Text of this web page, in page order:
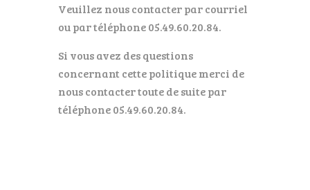
Veuillez nous contacter par courriel
ou par téléphone 05.49.60.20.84.
Si vous avez des questions
concernant cette politique merci de
nous contacter toute de suite par
téléphone 05.49.60.20.84.